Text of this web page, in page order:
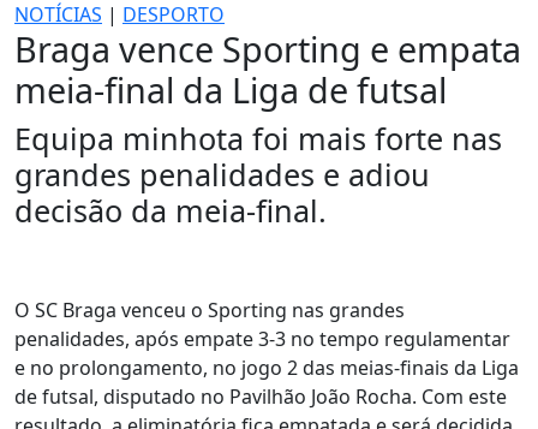
NOTÍCIAS | DESPORTO
Braga vence Sporting e empata
meia-final da Liga de futsal
Equipa minhota foi mais forte nas
grandes penalidades e adiou
decisão da meia-final.
O SC Braga venceu o Sporting nas grandes
penalidades, após empate 3-3 no tempo regulamentar
e no prolongamento, no jogo 2 das meias-finais da Liga
de futsal, disputado no Pavilhão João Rocha. Com este